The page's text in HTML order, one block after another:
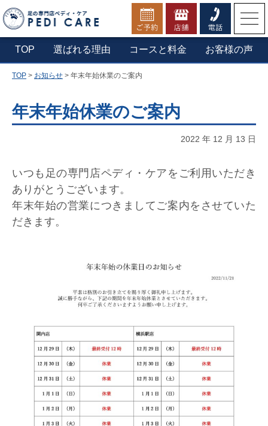
TOP 選ばれる理由 コースと料金 お客様の声
お電話でのご予約・お問合せ
▼横浜本店へ電話する
0800-1234-210
TOP > お知らせ > 年末年始休業のご案内
年末年始休業のご案内
2022 年 12 月 13 日
いつも足の専門店ペディ・ケアをご利用いただき
ありがとうございます。
年末年始の営業につきましてご案内をさせていた
だきます。